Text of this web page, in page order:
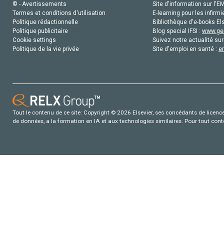
© - Avertissements
Termes et conditions d'utilisation
Politique rédactionnelle
Politique publicitaire
Cookie settings
Politique de la vie privée
Site d'information sur
E-learning pour les
Bibliothèque d'e-books
Blog special IFSI :
Suivez notre actualité
Site d'emploi en santé :
Tout le contenu de ce site: Copyright © 2026 Elsevier, ses concédants de
de données, a la formation en IA et aux technologies similaires. Pour tout